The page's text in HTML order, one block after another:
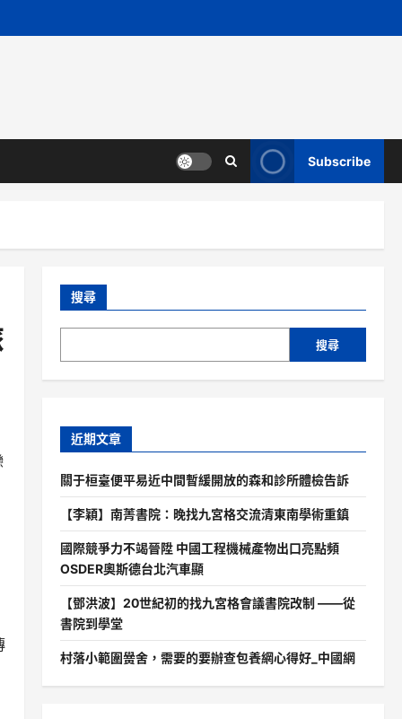
Subscribe
搜尋
搜尋
近期文章
關于桓臺便平易近中間暫緩開放的森和診所體檢告訴
【李穎】南菁書院：晚找九宮格交流清東南學術重鎮
國際競爭力不竭晉陞 中國工程機械產物出口亮點頻
OSDER奧斯德台北汽車顯
【鄧洪波】20世紀初的找九宮格會議書院改制 ——從
書院到學堂
村落小範圍黌舍，需要的要辦查包養網心得好_中國網